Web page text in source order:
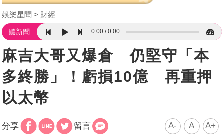
娛樂星聞 財經
聽新聞 0:00 0:00
麻吉大哥又爆倉 仍堅守「本
多終勝」！虧損10億 再重押
以太幣
分享 留言 A- A A+